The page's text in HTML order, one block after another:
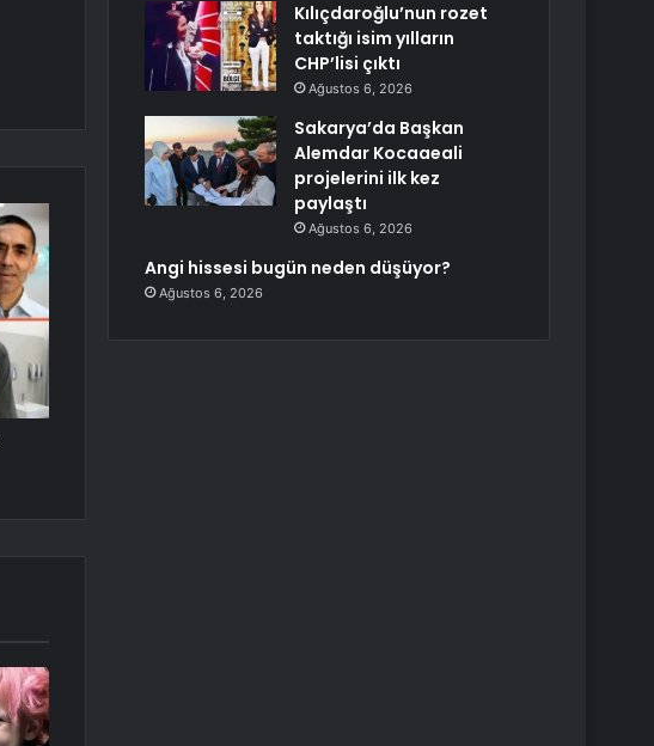
Kılıçdaroğlu’nun rozet
taktığı isim yılların
CHP’lisi çıktı
Ağustos 6, 2026
Sakarya’da Başkan
Alemdar Kocaaeali
projelerini ilk kez
paylaştı
Ağustos 6, 2026
Angi hissesi bugün neden düşüyor?
Ağustos 6, 2026